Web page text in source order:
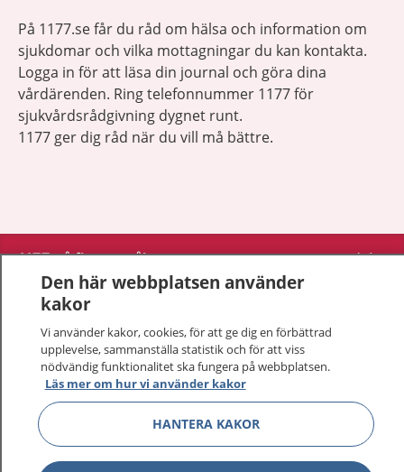
På 1177.se får du råd om hälsa och information om
sjukdomar och vilka mottagningar du kan kontakta.
Logga in för att läsa din journal och göra dina
vårdärenden. Ring telefonnummer 1177 för
sjukvårdsrådgivning dygnet runt.
1177 ger dig råd när du vill må bättre.
1177 på flera språk Show
Om 1177
Kontakt
Behandling av personuppgifter
Den här webbplatsen använder
kakor
Vi använder kakor, cookies, för att ge dig en förbättrad
upplevelse, sammanställa statistik och för att viss
nödvändig funktionalitet ska fungera på webbplatsen.
Läs mer om hur vi använder kakor
HANTERA KAKOR